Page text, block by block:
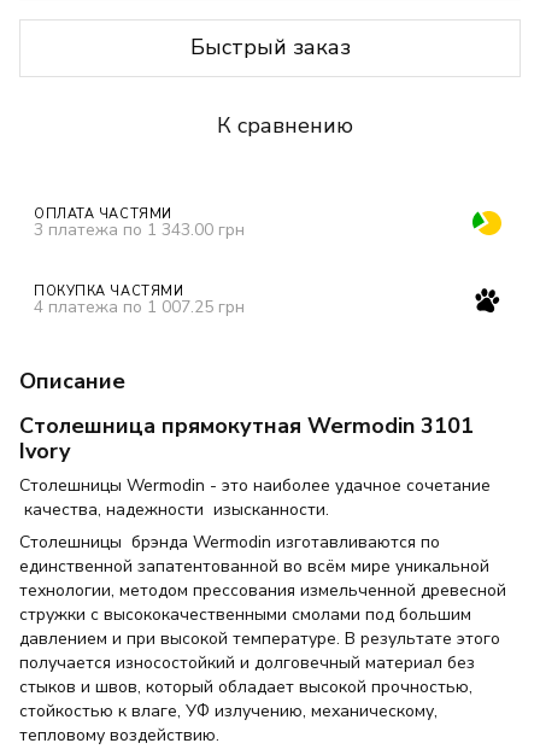
Быстрый заказ
К сравнению
ОПЛАТА ЧАСТЯМИ
3 платежа по 1 343.00 грн
ПОКУПКА ЧАСТЯМИ
4 платежа по 1 007.25 грн
Описание
Столешница прямокутная Wermodin 3101
Ivory
Столешницы Wermodin - это наиболее удачное сочетание
качества, надежности изысканности.
Столешницы брэнда Wermodin изготавливаются по
единственной запатентованной во всём мире уникальной
технологии, методом прессования измельченной древесной
стружки с высококачественными смолами под большим
давлением и при высокой температуре. В результате этого
получается износостойкий и долговечный материал без
стыков и швов, который обладает высокой прочностью,
стойкостью к влаге, УФ излучению, механическому,
тепловому воздействию.